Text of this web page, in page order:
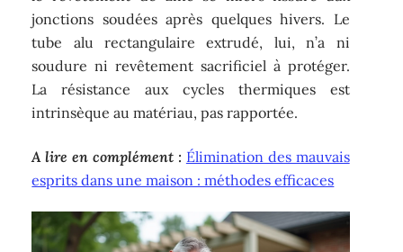
jonctions soudées après quelques hivers. Le
tube alu rectangulaire extrudé, lui, n’a ni
soudure ni revêtement sacrificiel à protéger.
La résistance aux cycles thermiques est
intrinsèque au matériau, pas rapportée.
A lire en complément : Élimination des mauvais
esprits dans une maison : méthodes efficaces